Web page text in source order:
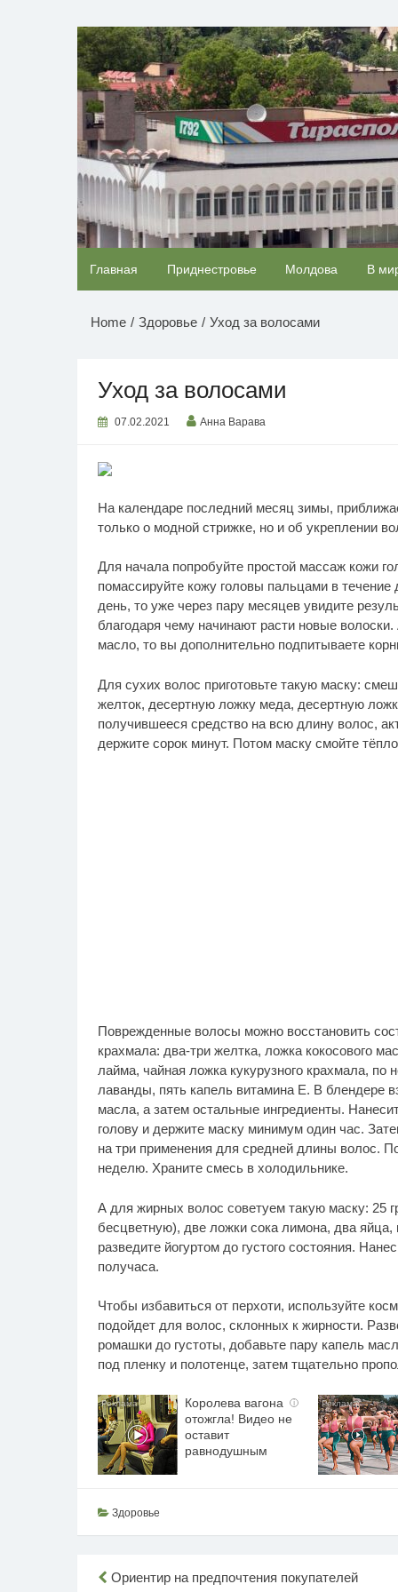
содержимомуНОВОСТИ
Главная Приднестровье Молдова В
Home Здоровье Уход за волосами
Уход за волосами
07.02.2021 Анна Варава
На календаре последний месяц зимы,
только о модной стрижке, но и об укреплении
Для начала попробуйте простой массаж кожи
помассируйте кожу головы пальцами в
день, то уже через пару месяцев увидите
благодаря чему начинают расти новые
масло, то вы дополни­тельно подпитываете
Для сухих волос приготовьте такую маску:
желток, десертную ложку меда, десертную
получившееся средство на всю длину волос,
держите сорок минут. Потом маску смойте
Поврежденные волосы можно восстановить
крахмала: два-три желтка, ложка кокосового
лайма, чайная ложка кукурузного крахмала, по
лаванды, пять капель витамина Е. В блендере
масла, а затем остальные ингредиенты.
голову и держите маску минимум один час.
на три применения для средней длины волос.
неделю. Храните смесь в холодильнике.
А для жирных волос советуем такую маску: 25
бесцветную), две ложки сока лимона, два
разведите йогуртом до густого состояния.
получаса.
Чтобы избавиться от перхоти, используйте
подойдет для волос, склонных к жирности.
ромашки до густоты, добавьте пару капель
под пленку и полотенце, затем тщательно
i
Королева вагона
отожгла! Видео не
оставит
равнодушным
Здоровье
Навигация
Ориентир на предпочтения покупателей
Скрытая камера на пляже Крыма: Что люди
вытворяют, когда их не видят...